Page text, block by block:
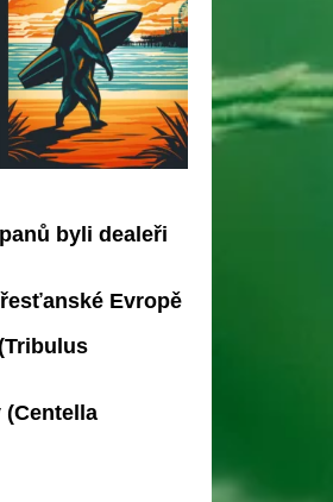
byli dealeři
Evropě